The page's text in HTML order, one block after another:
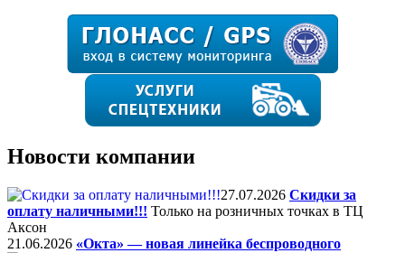
Новости компании
27.07.2026 Скидки за
оплату наличными!!! Только на розничных точках в ТЦ
Аксон
21.06.2026 «Окта» — новая линейка беспроводного